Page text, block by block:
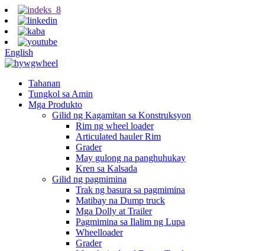
English
Tahanan
Tungkol sa Amin
Mga Produkto
Gilid ng Kagamitan sa Konstruksyon
Rim ng wheel loader
Articulated hauler Rim
Grader
May gulong na panghuhukay
Kren sa Kalsada
Gilid ng pagmimina
Trak ng basura sa pagmimina
Matibay na Dump truck
Mga Dolly at Trailer
Pagmimina sa Ilalim ng Lupa
Wheelloader
Grader